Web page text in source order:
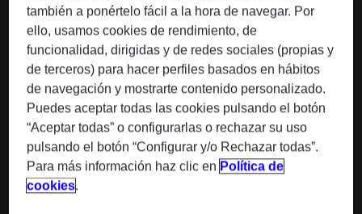
ODP con ABBYY Vantage
Procesamiento inteligente de documentos que extrae,
clasifica y valida información de documentos no
estructurados mediante IA y machine learning,
transformando datos en información procesable.
también a ponértelo fácil a la hora de navegar. Por
ello, usamos cookies de rendimiento, de
funcionalidad, dirigidas y de redes sociales (propias y
de terceros) para hacer perfiles basados en hábitos
de navegación y mostrarte contenido personalizado.
Puedes aceptar todas las cookies pulsando el botón
“Aceptar todas” o configurarlas o rechazar su uso
pulsando el botón “Configurar y/o Rechazar todas”.
Para más información haz clic en Política de
cookies.